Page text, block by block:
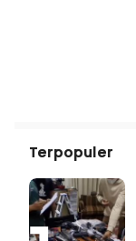
Terpopuler